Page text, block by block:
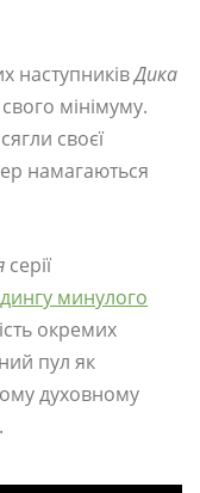
наступниківДика
мінімуму.
своєї
намагаються
серії
минулого
окремих
пул як
духовному